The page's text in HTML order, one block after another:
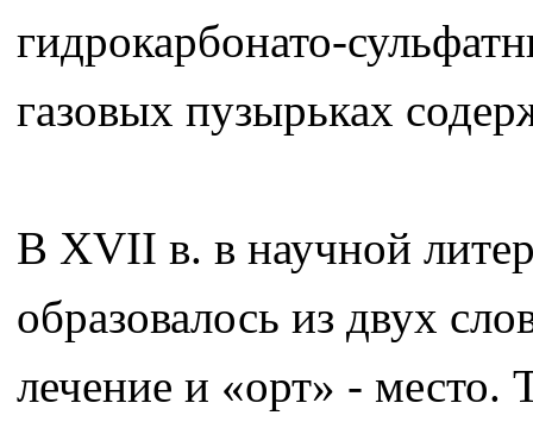
гидрокарбонато-
газовых пузырьках
В XVII в. в научной
образовалось из двух
лечение и «орт» - место.